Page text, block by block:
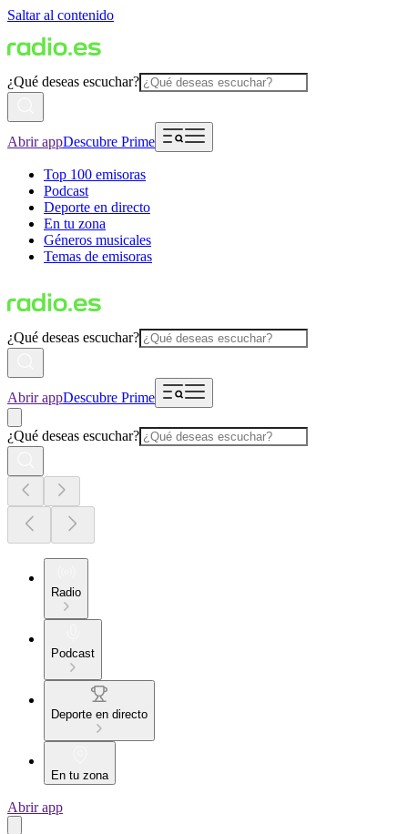
Saltar al contenido
¿Qué deseas escuchar?
Abrir appDescubre Prime
Top 100 emisoras
Podcast
Deporte en directo
En tu zona
Géneros musicales
Temas de emisoras
¿Qué deseas escuchar?
Abrir appDescubre Prime
¿Qué deseas escuchar?
Radio
Podcast
Deporte en directo
En tu zona
Abrir app